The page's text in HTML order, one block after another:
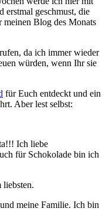
erstmal geschmust, die
meinen Blog des Monats
da ich immer wieder
würden, wenn Ihr sie
für Euch entdeckt und ein
Aber lest selbst:
Ich liebe
für Schokolade bin ich
liebsten.
meine Familie. Ich bin